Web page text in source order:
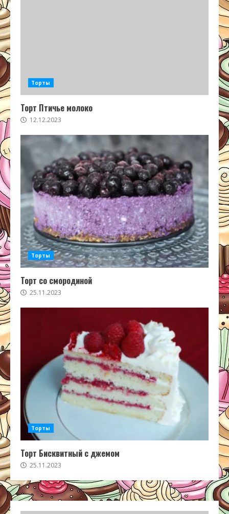
Торты
Торт Птичье молоко
12.12.2023
Торты
Торт со смородиной
25.11.2023
Торты
Торт Бисквитный с джемом
25.11.2023